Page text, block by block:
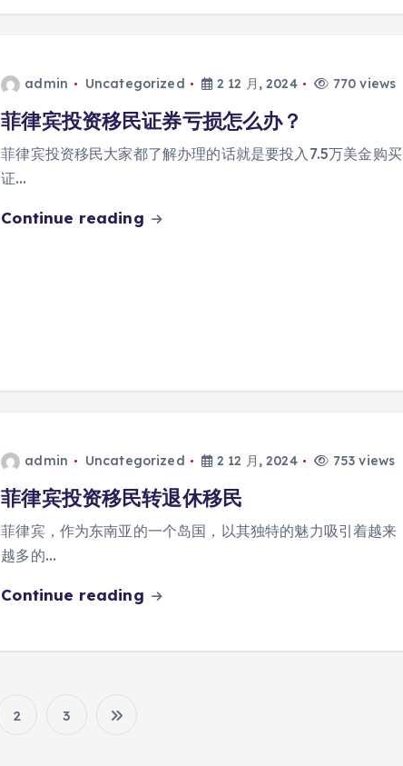
admin Uncategorized 2 12 月, 2024 770 views
菲律宾投资移民证券亏损怎么办？
菲律宾投资移民大家都了解办理的话就是要投入7.5万美金购买
证…
Continue reading
admin Uncategorized 2 12 月, 2024 753 views
菲律宾投资移民转退休移民
菲律宾，作为东南亚的一个岛国，以其独特的魅力吸引着越来
越多的…
Continue reading
2 3